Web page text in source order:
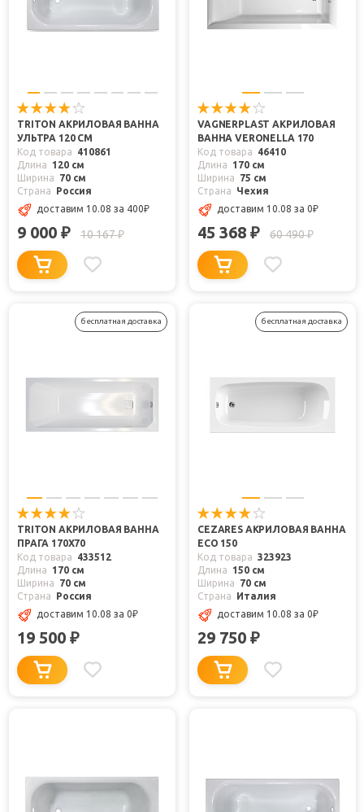
TRITON АКРИЛОВАЯ ВАННА
УЛЬТРА 120 СМ
Код товара
410861
Длина
120 см
Ширина
70 см
Страна
Россия
доставим 10.08 за 400₽
9 000 ₽ 10 167₽
VAGNERPLAST АКРИЛОВАЯ
ВАННА VERONELLA 170
Код товара
46410
Длина
170 см
Ширина
75 см
Страна
Чехия
доставим 10.08 за 0₽
45 368 ₽ 60 490₽
бесплатная доставка
TRITON АКРИЛОВАЯ ВАННА
ПРАГА 170X70
Код товара
433512
Длина
170 см
Ширина
70 см
Страна
Россия
доставим 10.08 за 0₽
19 500 ₽
бесплатная доставка
CEZARES АКРИЛОВАЯ ВАННА
ECO 150
Код товара 323923
Длина
150 см
Ширина
70 см
Страна
Италия
доставим 10.08 за 0₽
29 750 ₽